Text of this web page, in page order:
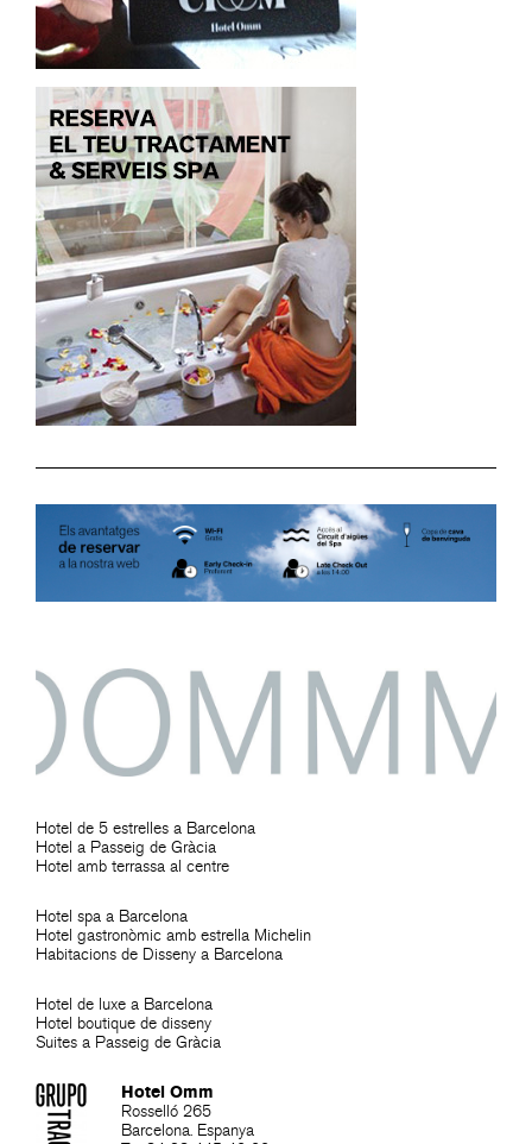
Hotel de 5 estrelles a Barcelona
Hotel a Passeig de Gràcia
Hotel amb terrassa al centre
Hotel spa a Barcelona
Hotel gastronòmic amb estrella Michelin
Habitacions de Disseny a Barcelona
Hotel de luxe a Barcelona
Hotel boutique de disseny
Suites a Passeig de Gràcia
Hotel Omm
Rosselló 265
Barcelona. Espanya